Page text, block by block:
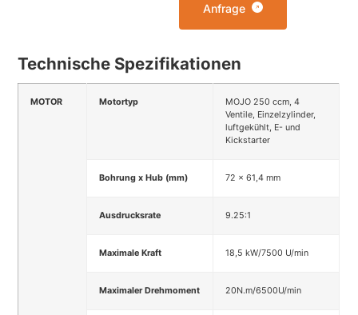
Anfrage
Technische Spezifikationen
MOTOR Motortyp
MOJO 250 ccm, 4
Ventile, Einzelzylinder,
luftgekühlt, E- und
Kickstarter
Bohrung x Hub (mm) 72 x 61,4 mm
Ausdrucksrate 9.25:1
Maximale Kraft 18,5 kW/7500 U/min
Maximaler Drehmoment 20N.m/6500U/min